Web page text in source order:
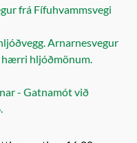
frá Fífuhvammsvegi
Arnarnesvegur
hærri hljóðmönum.
- Gatnamót við